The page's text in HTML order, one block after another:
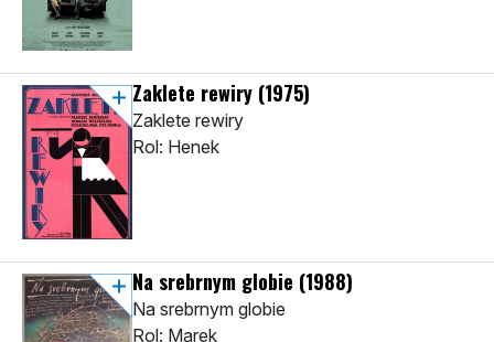
Zaklete rewiry (1975)
Zaklete rewiry
Rol: Henek
Na srebrnym globie (1988)
Na srebrnym globie
Rol: Marek